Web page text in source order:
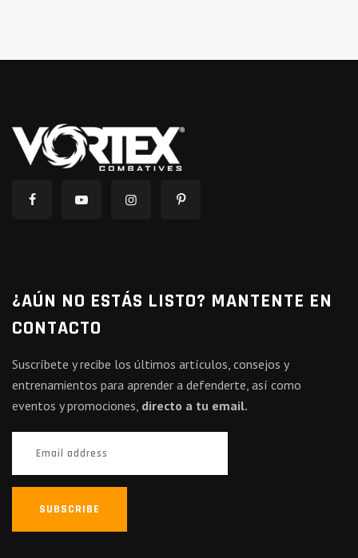
¿AÚN NO ESTÁS LISTO? MANTENTE EN
CONTACTO
Suscríbete y recibe los últimos artículos, consejos y
entrenamientos para aprender a defenderte, así como
eventos y promociones, directo a tu email.
SUBSCRIBE